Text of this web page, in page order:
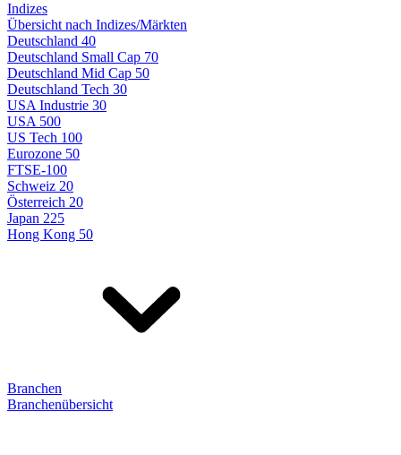
Indizes
Übersicht nach Indizes/Märkten
Deutschland 40
Deutschland Small Cap 70
Deutschland Mid Cap 50
Deutschland Tech 30
USA Industrie 30
USA 500
US Tech 100
Eurozone 50
FTSE-100
Schweiz 20
Österreich 20
Japan 225
Hong Kong 50
Branchen
Branchenübersicht